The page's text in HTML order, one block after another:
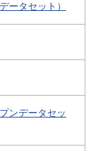
ータセット）
ンデータセッ